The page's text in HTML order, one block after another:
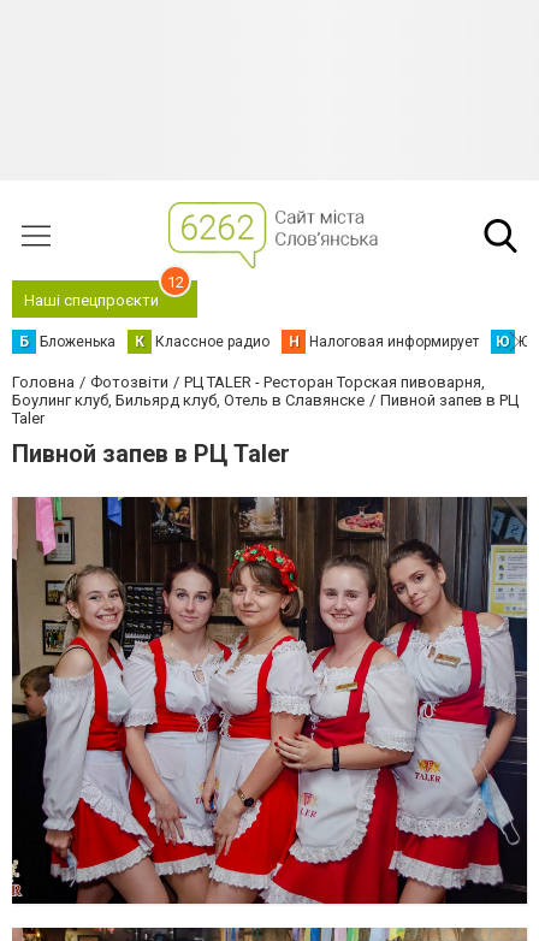
Наші спецпроєкти
12
Б Бложенька К Классное радио Н Налоговая информирует Ю
Головна Фотозвіти
РЦ TALER - Ресторан Торская пивоварня,
Боулинг клуб, Бильярд клуб, Отель в Славянске
Пивной запев в РЦ
Taler
Пивной запев в РЦ Taler